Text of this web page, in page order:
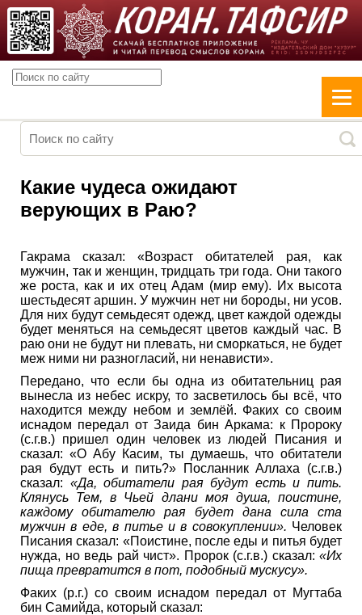
Какие чудеса ожидают
верующих в Раю?
Гакрама сказал: «Возраст обитателей рая, как
мужчин, так и женщин, тридцать три года. Они такого
же роста, как и их отец Адам (мир ему). Их высота
шестьдесят аршин. У мужчин нет ни бороды, ни усов.
Для них будут семьдесят одежд, цвет каждой одежды
будет меняться на семьдесят цветов каждый час. В
раю они не будут ни плевать, ни сморкаться, не будет
меж ними ни разногласий, ни ненависти».
Передано, что если бы одна из обитательниц рая
вынесла из небес искру, то засветилось бы всё, что
находится между небом и землёй. Факих со своим
иснадом передал от Заида бин Аркама: к Пророку
(с.г.в.) пришел один человек из людей Писания и
сказал: «О Абу Касим, ты думаешь, что обитатели
рая будут есть и пить?» Посланник Аллаха (с.г.в.)
сказал: «Да, обитатели рая будут есть и пить.
Клянусь Тем, в Чьей длани моя душа, поистине,
каждому обитателю рая будет дана сила ста
мужчин в еде, в питье и в совокуплении». Человек
Писания сказал: «Поистине, после еды и питья будет
нужда, но ведь рай чист». Пророк (с.г.в.) сказал: «Их
пища превратится в пот, подобный мускусу».
Факих (р.г.) со своим иснадом передал от Мугтаба
бин Самийда, который сказал: